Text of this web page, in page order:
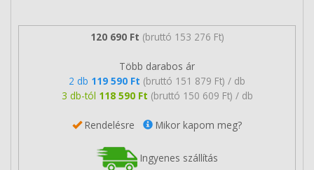
120 690 Ft (bruttó 153 276 Ft)
Több darabos ár
2 db 119 590 Ft (bruttó 151 879 Ft) / db
3 db-tól 118 590 Ft (bruttó 150 609 Ft) / db
Rendelésre Mikor kapom meg?
Ingyenes szállítás